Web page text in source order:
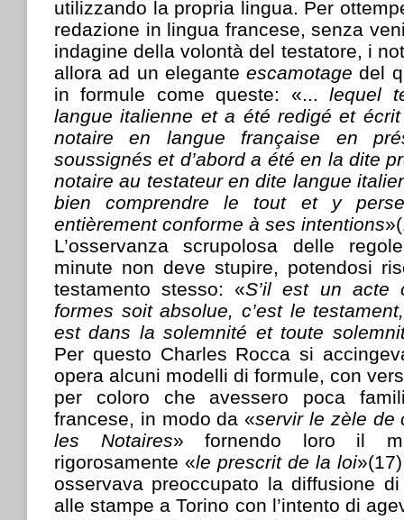
utilizzando la propria lingua. Per
redazione in lingua francese, senza
indagine della volontà del testatore, i
allora ad un elegante escamotagedel
in formule come queste: «...lequel
langue italienne et a été redigé et
notaire en langue française en
soussignés et d’abord a été en la dite
notaire au testateur en dite langue
bien comprendre le tout et y
entièrement conforme à ses intentions
L’osservanza scrupolosa delle
minute non deve stupire, potendosi
testamento stesso: «S’il est un acte
formes soit absolue, c’est le
est dans la solemnité et toute
Per questo Charles Rocca si
opera alcuni modelli di formule, con
per coloro che avessero poca
francese, in modo da «servir le zèle de
les Notaires» fornendo loro il
rigorosamente «le prescrit de la loi
osservava preoccupato la diffusione
alle stampe a Torino con l’intento di